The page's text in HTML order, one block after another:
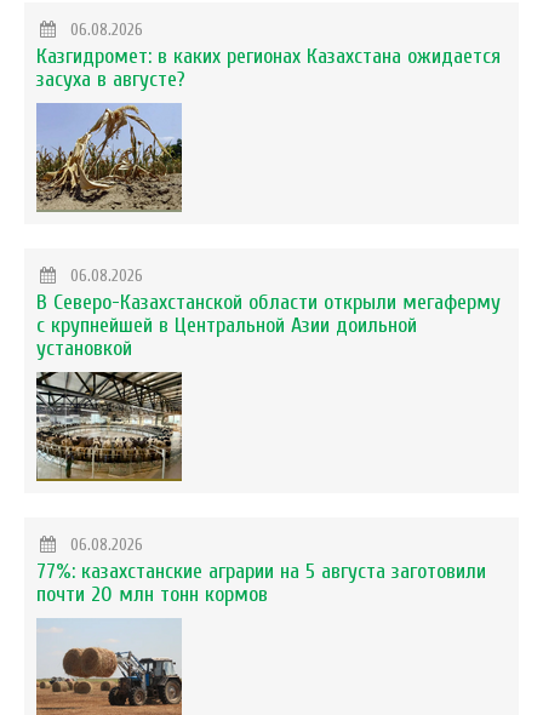
06.08.2026
Казгидромет: в каких регионах Казахстана ожидается
засуха в августе?
06.08.2026
В Северо-Казахстанской области открыли мегаферму
с крупнейшей в Центральной Азии доильной
установкой
06.08.2026
77%: казахстанские аграрии на 5 августа заготовили
почти 20 млн тонн кормов